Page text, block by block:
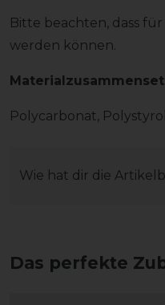
Bitte beachten, dass
werden können.
Polycarbonat,
Wie hat dir die
Das perfekte